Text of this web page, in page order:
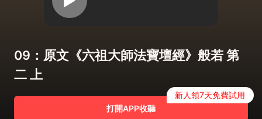
09：原文《六祖大師法寶壇經》般若 第
二 上
打開APP收聽
新人領7天免費試用